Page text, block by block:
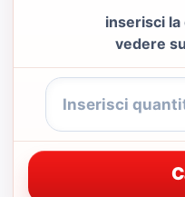
inserisci la
vedere